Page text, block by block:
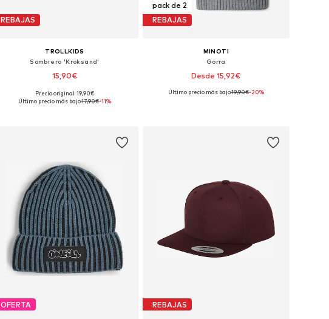
REBAJAS
TROLLKIDS
Sombrero 'Kroksand'
15,90€
Tallas disponibles: 52-56
Precio original: 19,90€
Último precio más bajo:17,90€-11%
pack de 2
REBAJAS
MINOTI
Gorra
Desde 15,92€
Tallas disponibles: 51, 55
Último precio más bajo:19,90€-20%
OFERTA REBAJAS